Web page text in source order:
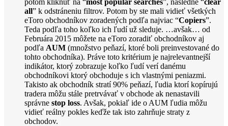
all” k odstráneniu filtrov. Potom by ste mali vidieť všetkých
eToro obchodníkov zoradených podľa najviac “Copiers”.
Teda podľa toho koľko ich ľudí už sleduje. …avšak… od
Februára 2015 môžete na eToro zoradiť obchodníkov aj
podľa AUM (množstvo peňazí, ktoré boli preinvestované do
tohto obchodníka). Práve toto kritérium je najrelevantnejší
indikátor, ktorý zobrazuje koľko ľudí verí danému
obchodníkovi ktorý obchoduje s ich vlastnými peniazmi.
Takisto ak obchodník stratí 90% peňazí, ľudia ktorí kopírujú
tradera môžu stále pretrvávať v obchode ak nenastavili
správne stop loss. Avšak, pokiaľ ide o AUM ľudia môžu
vidieť reálny pokles keďže tak isto zahrňuje straty z
obchodov.